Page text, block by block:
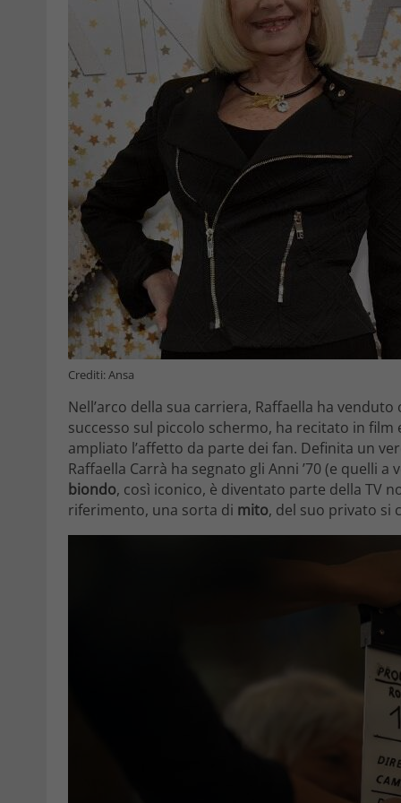
Crediti: Ansa
Nell’arco della sua carriera, Raffaella ha
successo sul piccolo schermo, ha recitato in
ampliato l’affetto da parte dei fan. Definita un
Raffaella Carrà ha segnato gli Anni ’70 (e quelli
biondo, così iconico, è diventato parte della TV
riferimento, una sorta di mito, del suo privato si